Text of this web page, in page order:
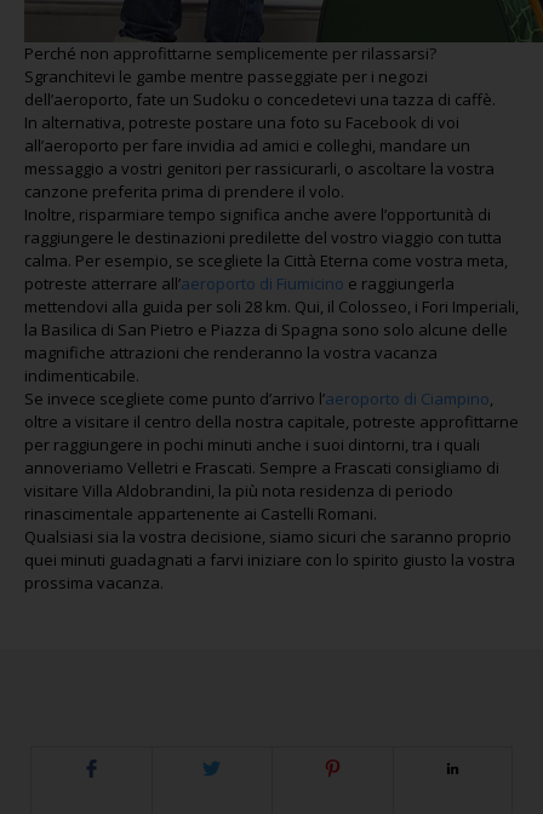
Perché non approfittarne semplicemente per rilassarsi?
Sgranchitevi le gambe mentre passeggiate per i negozi
dell’aeroporto, fate un Sudoku o concedetevi una tazza di caffè.
In alternativa, potreste postare una foto su Facebook di voi
all’aeroporto per fare invidia ad amici e colleghi, mandare un
messaggio a vostri genitori per rassicurarli, o ascoltare la vostra
canzone preferita prima di prendere il volo.
Inoltre, risparmiare tempo significa anche avere l’opportunità di
raggiungere le destinazioni predilette del vostro viaggio con tutta
calma. Per esempio, se scegliete la Città Eterna come vostra meta,
potreste atterrare all’aeroporto di Fiumicino e raggiungerla
mettendovi alla guida per soli 28 km. Qui, il Colosseo, i Fori Imperiali,
la Basilica di San Pietro e Piazza di Spagna sono solo alcune delle
magnifiche attrazioni che renderanno la vostra vacanza
indimenticabile.
Se invece scegliete come punto d’arrivo l’aeroporto di Ciampino
oltre a visitare il centro della nostra capitale, potreste approfittarne
per raggiungere in pochi minuti anche i suoi dintorni, tra i quali
annoveriamo Velletri e Frascati. Sempre a Frascati consigliamo di
visitare Villa Aldobrandini, la più nota residenza di periodo
rinascimentale appartenente ai Castelli Romani.
Qualsiasi sia la vostra decisione, siamo sicuri che saranno proprio
quei minuti guadagnati a farvi iniziare con lo spirito giusto la vostra
prossima vacanza.